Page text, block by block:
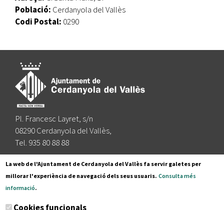
Població: Cerdanyola del Vallès
Codi Postal: 0290
Pl. Francesc Layret, s/n
08290 Cerdanyola del Vallès,
Tel. 935 80 88 88
Segueix-nos a:
Subscriu-te al nostre butlletí
La web de l'Ajuntament de Cerdanyola del Vallès fa servir galetes per
millorar l'experiència de navegació dels seus usuaris. Consulta més
informació.
Cookies funcionals